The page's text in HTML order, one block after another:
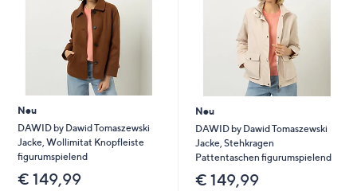
Neu
DAWID by Dawid Tomaszewski
Jacke, Wollimitat Knopfleiste
figurumspielend
€ 149,99
Neu
DAWID by Dawid Tomaszewski
Jacke, Stehkragen
Pattentaschen figurumspielend
€ 149,99